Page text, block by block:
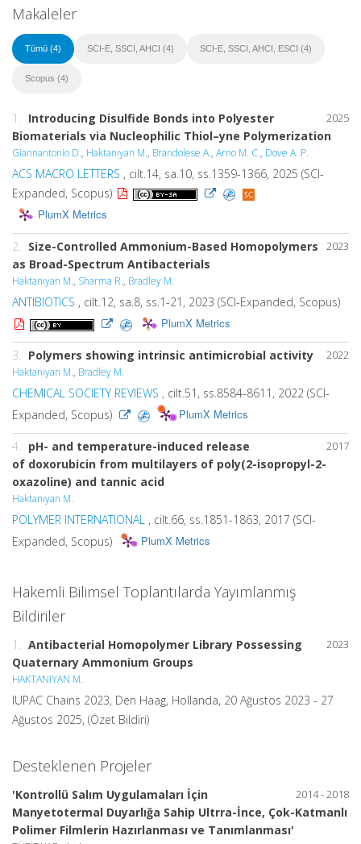
Makaleler
Tümü (4) SCI-E, SSCI, AHCI (4) SCI-E, SSCI, AHCI, ESCI (4)
Scopus (4)
2025
1. Introducing Disulfide Bonds into Polyester
Biomaterials via Nucleophilic Thiol–yne Polymerization
Giannantonio D., Haktanıyan M., Brandolese A., Arno M. C., Dove A. P.
ACS MACRO LETTERS , cilt.14, sa.10, ss.1359-1366, 2025 (SCI-
Expanded, Scopus)
PlumX Metrics
2023
2. Size-Controlled Ammonium-Based Homopolymers
as Broad-Spectrum Antibacterials
Haktanıyan M., Sharma R., Bradley M.
ANTIBIOTICS , cilt.12, sa.8, ss.1-21, 2023 (SCI-Expanded, Scopus)
PlumX Metrics
2022
3. Polymers showing intrinsic antimicrobial activity
Haktanıyan M., Bradley M.
CHEMICAL SOCIETY REVIEWS , cilt.51, ss.8584-8611, 2022 (SCI-
Expanded, Scopus)
PlumX Metrics
2017
4. pH- and temperature-induced release
of doxorubicin from multilayers of poly(2-isopropyl-2-
oxazoline) and tannic acid
Haktanıyan M.
POLYMER INTERNATIONAL , cilt.66, ss.1851-1863, 2017 (SCI-
Expanded, Scopus)
PlumX Metrics
Hakemli Bilimsel Toplantılarda Yayımlanmış
Bildiriler
2023
1. Antibacterial Homopolymer Library Possessing
Quaternary Ammonium Groups
HAKTANIYAN M.
IUPAC Chains 2023, Den Haag, Hollanda, 20 Ağustos 2023 - 27
Ağustos 2025, (Özet Bildiri)
Desteklenen Projeler
2014 - 2018
'Kontrollü Salım Uygulamaları İçin
Manyetotermal Duyarlığa Sahip Ultrra-İnce, Çok-Katmanlı
Polimer Filmlerin Hazırlanması ve Tanımlanması'